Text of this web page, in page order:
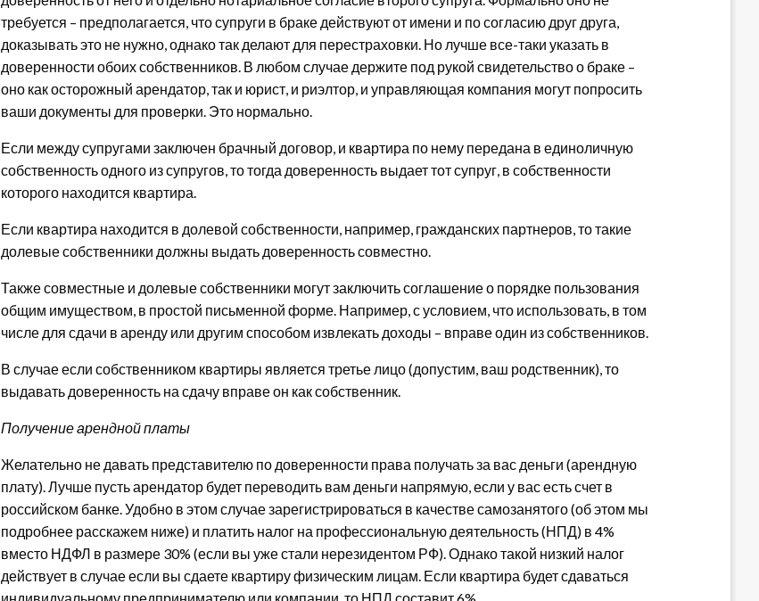
требуется – предполагается, что супруги в браке действуют от имени и по согласию друг друга,
доказывать это не нужно, однако так делают для перестраховки. Но лучше все-таки указать в
доверенности обоих собственников. В любом случае держите под рукой свидетельство о браке –
оно как осторожный арендатор, так и юрист, и риэлтор, и управляющая компания могут попросить
ваши документы для проверки. Это нормально.
Если между супругами заключен брачный договор, и квартира по нему передана в единоличную
собственность одного из супругов, то тогда доверенность выдает тот супруг, в собственности
которого находится квартира.
Если квартира находится в долевой собственности, например, гражданских партнеров, то такие
долевые собственники должны выдать доверенность совместно.
Также совместные и долевые собственники могут заключить соглашение о порядке пользования
общим имуществом, в простой письменной форме. Например, с условием, что использовать, в том
числе для сдачи в аренду или другим способом извлекать доходы – вправе один из собственников.
В случае если собственником квартиры является третье лицо (допустим, ваш родственник), то
выдавать доверенность на сдачу вправе он как собственник.
Получение арендной платы
Желательно не давать представителю по доверенности права получать за вас деньги (арендную
плату). Лучше пусть арендатор будет переводить вам деньги напрямую, если у вас есть счет в
российском банке. Удобно в этом случае зарегистрироваться в качестве самозанятого (об этом мы
подробнее расскажем ниже) и платить налог на профессиональную деятельность (НПД) в 4%
вместо НДФЛ в размере 30% (если вы уже стали нерезидентом РФ). Однако такой низкий налог
действует в случае если вы сдаете квартиру физическим лицам. Если квартира будет сдаваться